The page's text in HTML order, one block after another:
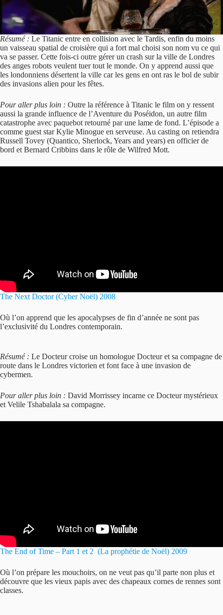
Résumé : Le Titanic entre en collision avec le Tardis, enfin du moins
un vaisseau spatial de croisière qui a fort mal choisi son nom vu ce qui
va se passer. Cette fois-ci outre gérer un crash sur la ville de Londres
des anges robots veulent tuer tout le monde. On y apprend aussi que
les londonniens désertent la ville car les gens en ont ras le bol de subir
des invasions alien pour les fêtes.
Pour aller plus loin : Outre la référence à Titanic le film on y ressent
aussi la grande influence de l’Aventure du Poséidon, un autre film
catastrophe avec paquebot retourné par une lame de fond. L’épisode a
comme guest star Kylie Minogue en serveuse. Au casting on retiendra
Russell Tovey (Quantico, Sherlock, Years and years) en officier de
bord et Bernard Cribbins dans le rôle de Wilfred Mott.
The Next Doctor (Cyber Noël) 2008
Où l’on apprend que les apocalypses de fin d’année ne sont pas
l’exclusivité du Londres contemporain.
Résumé : Le Docteur croise un homologue Docteur et sa compagne de
route dans le Londres victorien et font face à une invasion de
cybermen.
Pour aller plus loin : David Morrissey incarne ce Docteur mystérieux
et Velile Tshabalala sa compagne.
The End of Time – Part 1 et 2 (La prophétie de Noël) 2009
Où l’on prépare les mouchoirs, on ne veut pas qu’il parte non plus et
découvre que les vieux papis avec des chapeaux cornes de rennes sont
classes.